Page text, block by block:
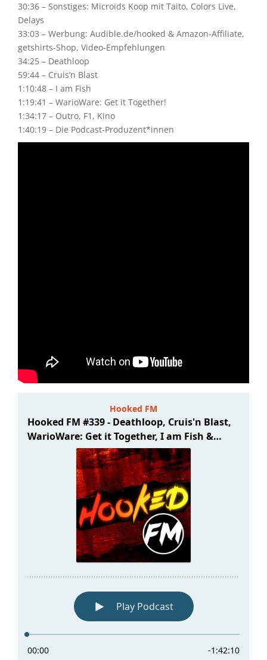
30:36 – Sonstiges: Microids Koop mit Taito, Colors Live,
Delays
33:03 – Werbung: Audible.de/hooked & Amazon-Affiliate,
getshirts-Shop, Video-Empfehlungen
34:25 – Deathloop
59:44 – Cruis’n Blast
1:10:48 – I am Fish
1:19:41 – WarioWare: Get it Together!
1:34:17 – Outro, F1, Kino
1:40:19 – Die Podcast-Produzent*innen